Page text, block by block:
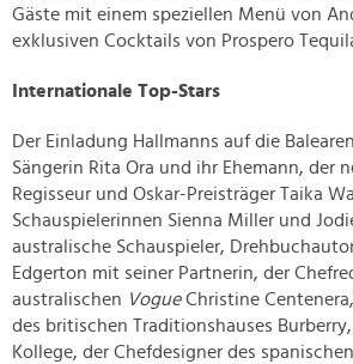
Gäste mit einem speziellen Menü von
exklusiven Cocktails von Prospero
Internationale Top-Stars
Der Einladung Hallmanns auf die
Sängerin Rita Ora und ihr Ehemann, der
Regisseur und Oskar-Preisträger Taika
Schauspielerinnen Sienna Miller und
australische Schauspieler,
Edgerton mit seiner Partnerin, der
australischen VogueChristine
des britischen Traditionshauses
Kollege, der Chefdesigner des